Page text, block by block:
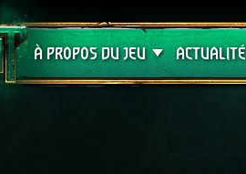
À PROPOS DU JEU
Assistance
ACTUALITÉ